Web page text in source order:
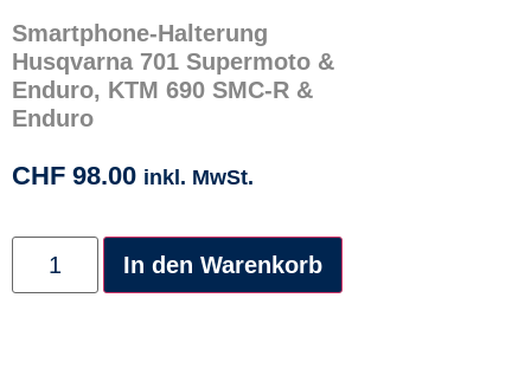
Smartphone-Halterung
Husqvarna 701 Supermoto &
Enduro, KTM 690 SMC-R &
Enduro
CHF 98.00 inkl. MwSt.
In den Warenkorb